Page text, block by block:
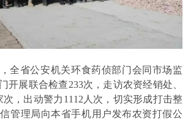
全省公安机关环食药侦部门会同市场监
开展联合检查233次，走访农资经销处、
次，出动警力1112人次，切实形成打击整
管理局向本省手机用户发布农资打假公